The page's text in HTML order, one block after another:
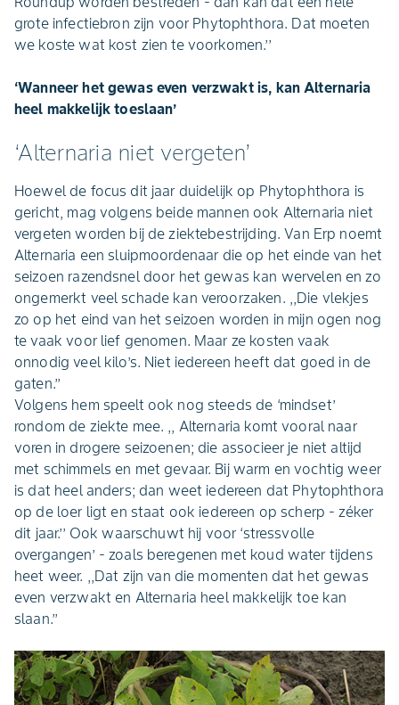
grote infectiebron zijn voor Phytophthora. Dat moeten
we koste wat kost zien te voorkomen.’’
‘Wanneer het gewas even verzwakt is, kan Alternaria
heel makkelijk toeslaan’
‘Alternaria niet vergeten’
Hoewel de focus dit jaar duidelijk op Phytophthora is
gericht, mag volgens beide mannen ook Alternaria niet
vergeten worden bij de ziektebestrijding. Van Erp noemt
Alternaria een sluipmoordenaar die op het einde van het
seizoen razendsnel door het gewas kan wervelen en zo
ongemerkt veel schade kan veroorzaken. ,,Die vlekjes
zo op het eind van het seizoen worden in mijn ogen nog
te vaak voor lief genomen. Maar ze kosten vaak
onnodig veel kilo’s. Niet iedereen heeft dat goed in de
gaten.’’
Volgens hem speelt ook nog steeds de ‘mindset’
rondom de ziekte mee. ,, Alternaria komt vooral naar
voren in drogere seizoenen; die associeer je niet altijd
met schimmels en met gevaar. Bij warm en vochtig weer
is dat heel anders; dan weet iedereen dat Phytophthora
op de loer ligt en staat ook iedereen op scherp - zéker
dit jaar.’’ Ook waarschuwt hij voor ‘stressvolle
overgangen’ - zoals beregenen met koud water tijdens
heet weer. ,,Dat zijn van die momenten dat het gewas
even verzwakt en Alternaria heel makkelijk toe kan
slaan.’’